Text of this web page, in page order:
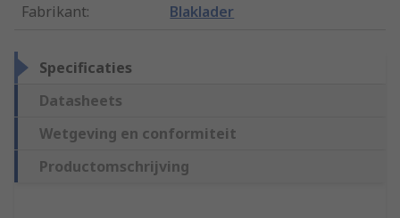
Fabrikant: Blaklader
Specificaties
Datasheets
Wetgeving en conformiteit
Productomschrijving